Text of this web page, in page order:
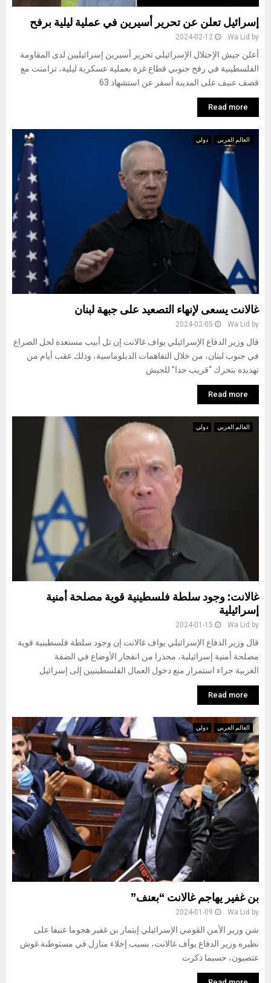
إسرائيل تعلن عن تحرير أسيرين في عملية ليلية برفح
by
Wa Lid
2024-02-12
أعلن جيش الإحتلال الإسرائيلي تحرير أسيرين إسرائيليين لدى المقاومة
الفلسطينية في رفح جنوبي قطاع غزة بعملية عسكرية ليلية، تزامنت مع
قصف عنيف على المدينة أسفر عن استشهاد 63
Read more
العالم العربي دولي
غالانت يسعى لإنهاء التصعيد على جبهة لبنان
by
Wa Lid
2024-02-05
قال وزير الدفاع الإسرائيلي يواف غالانت إن تل أبيب مستعدة لحل الصراع
في جنوب لبنان، من خلال التفاهمات الدبلوماسية، وذلك عقب أيام من
تهديده بتحرك “قريب جدا” للجيش
Read more
العالم العربي دولي
غالانت: وجود سلطة فلسطينية قوية مصلحة أمنية
إسرائيلية
by
Wa Lid
2024-01-15
قال وزير الدفاع الإسرائيلي يواف غالانت إن وجود سلطة فلسطينية قوية
مصلحة أمنية إسرائيلية، محذرا من انفجار الأوضاع في الضفة
الغربية جراء استمرار منع دخول العمال الفلسطينيين إلى إسرائيل
Read more
العالم العربي دولي
بن غفير يهاجم غالانت “بعنف”
by
Wa Lid
2024-01-09
شن وزير الأمن القومي الإسرائيلي إيتمار بن غفير هجوما عنيفا على
نظيره وزير الدفاع يوآف غالانت، بسبب إخلاء منازل في مستوطنة غوش
عتصيون، حسبما ذكرت